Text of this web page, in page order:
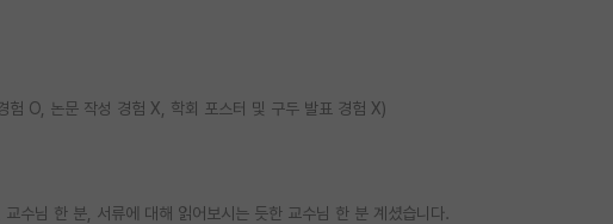
O, 논문 작성 경험 X, 학회 포스터 및 구두 발표 경험 X)
수님 한 분, 서류에 대해 읽어보시는 듯한 교수님 한 분 계셨습니다.